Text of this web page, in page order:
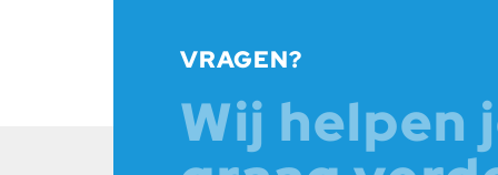
VRAGEN?
Wij helpen